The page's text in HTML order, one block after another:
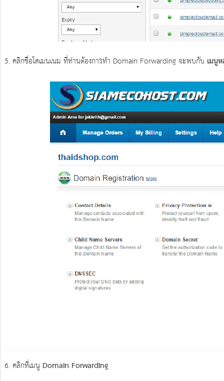
5. คลิกชื่อโดเมนเนม ที่ท่านต้องการทำ Domain Forwarding จะพบกับ เมนู
6. คลิกที่เมนู Domain Forwarding